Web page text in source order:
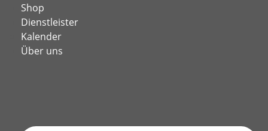
Shop
Dienstleister
Kalender
Über uns